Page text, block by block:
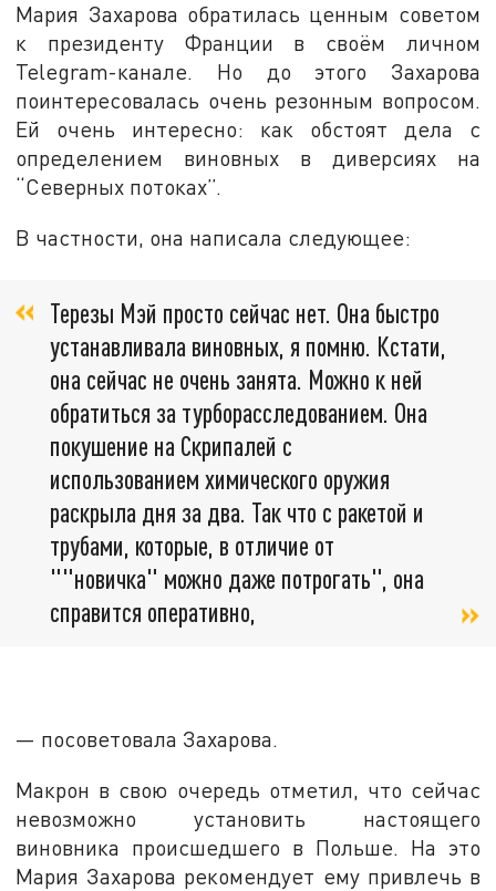
Мария Захарова обратилась ценным советом
к президенту Франции в своём личном
Telegram-канале. Но до этого Захарова
поинтересовалась очень резонным вопросом.
Ей очень интересно: как обстоят дела с
определением виновных в диверсиях на
“Северных потоках”.
В частности, она написала следующее:
Терезы Мэй просто сейчас нет. Она быстро
устанавливала виновных, я помню. Кстати,
она сейчас не очень занята. Можно к ней
обратиться за турборасследованием. Она
покушение на Скрипалей с
использованием химического оружия
раскрыла дня за два. Так что с ракетой и
трубами, которые, в отличие от
""новичка" можно даже потрогать", она
справится оперативно,
— посоветовала Захарова.
Макрон в свою очередь отметил, что сейчас
невозможно установить настоящего
виновника происшедшего в Польше. На это
Мария Захарова рекомендует ему привлечь в